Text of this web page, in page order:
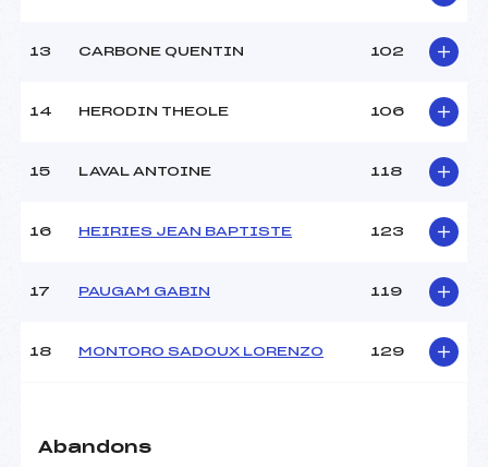
HORELLOU (DA)
Ouvreurs B :
Ouvreurs D :
Température arrivée :
U16
13 CARBONE QUENTIN 102
14 HERODIN THEOLE 106
15 LAVAL ANTOINE 118
16 HEIRIES JEAN BAPTISTE 123
17 PAUGAM GABIN 119
18 MONTORO SADOUX LORENZO 129
Abandons